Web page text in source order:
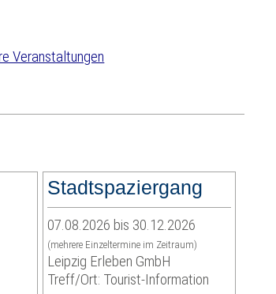
Veranstaltungen
Stadtspaziergang
07.08.2026 bis 30.12.2026
(mehrere Einzeltermine im Zeitraum)
Leipzig Erleben GmbH
Treff/Ort: Tourist-Information